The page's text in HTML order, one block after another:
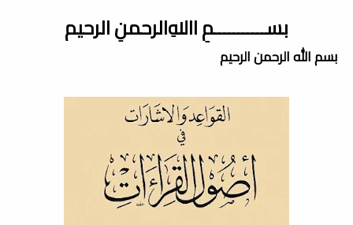
بســـــــــــمِ اﷲِالرحمنِ الرحيم
بسم الله الرحمن الرحيم